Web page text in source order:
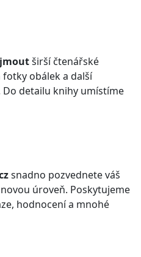
širší čtenářské
obálek a další
detailu knihy umístíme
snadno pozvednete váš
úroveň. Poskytujeme
hodnocení a mnohé